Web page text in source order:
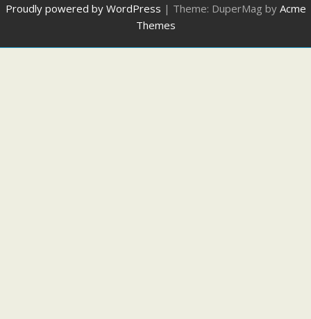
Proudly powered by WordPress | Theme: DuperMag by Acme
Themes